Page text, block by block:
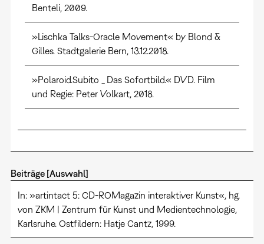
Benteli, 2009.
»Lischka Talks-Oracle Movement« by Blond &
Gilles. Stadtgalerie Bern, 13.12.2018.
»Polaroid.Subito – Das Sofortbild.« DVD. Film
und Regie: Peter Volkart, 2018.
Beiträge [Auswahl]
In: »artintact 5: CD-ROMagazin interaktiver Kunst«, hg.
von ZKM | Zentrum für Kunst und Medientechnologie,
Karlsruhe. Ostfildern: Hatje Cantz, 1999.